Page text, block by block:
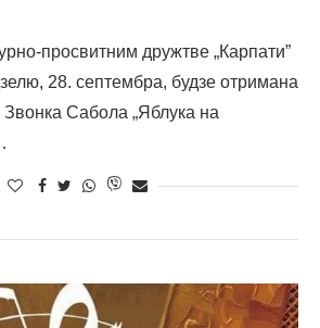
просвитним дружтве „Карпати”
28. септембра, будзе отримана
Сабола „Яблука на